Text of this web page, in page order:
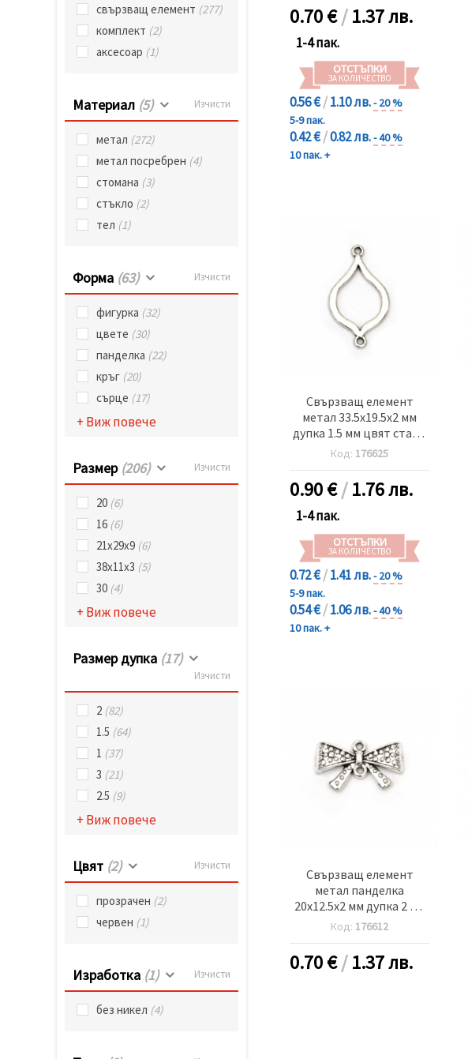
свързващ елемент (277)
комплект (2)
аксесоар (1)
Материал (5) Изчисти
метал (272)
метал посребрен (4)
стомана (3)
стъкло (2)
тел (1)
Форма (63) Изчисти
фигурка (32)
цвете (30)
панделка (22)
кръг (20)
сърце (17)
+ Виж повече
Размер (206) Изчисти
20 (6)
16 (6)
21х29х9 (6)
38х11х3 (5)
30 (4)
+ Виж повече
Размер дупка (17)
Изчисти
2 (82)
1.5 (64)
1 (37)
3 (21)
2.5 (9)
+ Виж повече
Цвят (2) Изчисти
прозрачен (2)
червен (1)
Изработка (1) Изчисти
без никел (4)
0.70€/1.37 лв.
1-4 пак.
ОТСТЪПКИ
ЗА КОЛИЧЕСТВО
0.56 €/1.10 лв.- 20 %
5-9 пак.
0.42 €/0.82 лв.- 40 %
10 пак. +
Свързващ елемент
метал 33.5x19.5x2 мм
дупка 1.5 мм цвят старо
сребро -10 броя
Код: 176625
0.90€/1.76 лв.
1-4 пак.
ОТСТЪПКИ
ЗА КОЛИЧЕСТВО
0.72 €/1.41 лв.- 20 %
5-9 пак.
0.54 €/1.06 лв.- 40 %
10 пак. +
Свързващ елемент
метал панделка
20x12.5x2 мм дупка 2 мм
цвят сребро -10 броя
Код: 176612
0.70€/1.37 лв.